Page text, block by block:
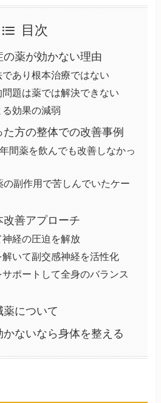
目次
の薬が効かない理由
あり根本治療ではない
題は薬では解決できない
効果の減弱
方の整体での改善事例
間薬を飲んでも改善しなかっ
の副作用で苦しんでいたケー
善アプローチ
経の圧迫を解放
いて副交感神経を活性化
ポートして全身のバランス
について
かないなら身体を整える